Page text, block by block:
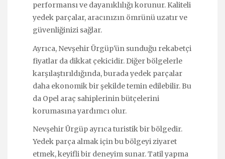
performansı ve dayanıklılığı korunur. Kaliteli
yedek parçalar, aracınızın ömrünü uzatır ve
güvenliğinizi sağlar.
Ayrıca, Nevşehir Ürgüp'ün sunduğu rekabetçi
fiyatlar da dikkat çekicidir. Diğer bölgelerle
karşılaştırıldığında, burada yedek parçalar
daha ekonomik bir şekilde temin edilebilir. Bu
da Opel araç sahiplerinin bütçelerini
korumasına yardımcı olur.
Nevşehir Ürgüp ayrıca turistik bir bölgedir.
Yedek parça almak için bu bölgeyi ziyaret
etmek, keyifli bir deneyim sunar. Tatil yapma